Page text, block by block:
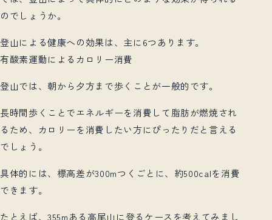
のでしょうか。
登山による健康への効果は、主に6つあります。
有酸素運動によるカロリー消費
登山では、朝から夕方まで歩くことが一般的です。
長時間歩くことでエネルギーを消費して脂肪が燃焼され
るため、カロリーを消費したい方にぴったりだと言える
でしょう。
具体的には、標高差が300mつくごとに、約500calを消費
できます。
たとえば、355mある高尾山に登るケースを考えてみまし